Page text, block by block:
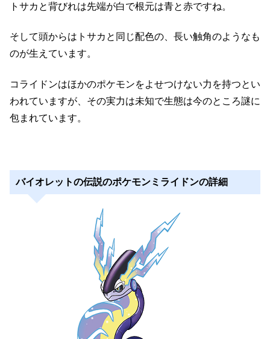
トサカと背びれは先端が白で根元は青と赤ですね。
そして頭からはトサカと同じ配色の、長い触角のようなも
のが生えています。
コライドンはほかのポケモンをよせつけない力を持つとい
われていますが、その実力は未知で生態は今のところ謎に
包まれています。
バイオレットの伝説のポケモンミライドンの詳細